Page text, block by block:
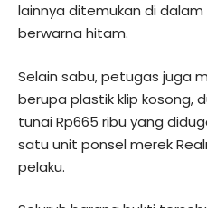
lainnya ditemukan di
berwarna hitam.
Selain sabu, petugas juga
berupa plastik klip kosong,
tunai Rp665 ribu yang
satu unit ponsel merek
pelaku.